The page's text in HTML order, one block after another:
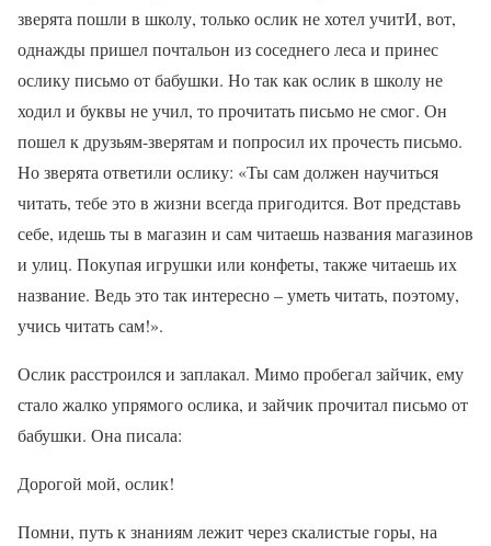
зверята пошли в школу, только ослик не хотел учитИ, вот,
однажды пришел почтальон из соседнего леса и принес
ослику письмо от бабушки. Но так как ослик в школу не
ходил и буквы не учил, то прочитать письмо не смог. Он
пошел к друзьям-зверятам и попросил их прочесть письмо.
Но зверята ответили ослику: «Ты сам должен научиться
читать, тебе это в жизни всегда пригодится. Вот представь
себе, идешь ты в магазин и сам читаешь названия магазинов
и улиц. Покупая игрушки или конфеты, также читаешь их
название. Ведь это так интересно – уметь читать, поэтому,
учись читать сам!».
Ослик расстроился и заплакал. Мимо пробегал зайчик, ему
стало жалко упрямого ослика, и зайчик прочитал письмо от
бабушки. Она писала:
Дорогой мой, ослик!
Помни, путь к знаниям лежит через скалистые горы, на